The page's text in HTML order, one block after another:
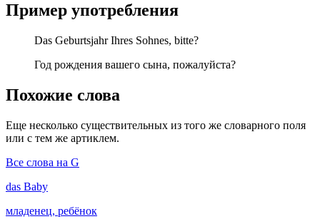
Пример употребления
Das Geburtsjahr Ihres Sohnes, bitte?
Год рождения вашего сына, пожалуйста?
Похожие слова
Еще несколько существительных из того же словарного поля
или с тем же артиклем.
Все слова на G
das Baby
младенец, ребёнок